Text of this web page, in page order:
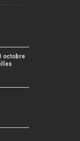
octobre